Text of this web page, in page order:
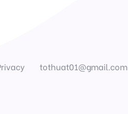
tothuat01@gmail.com